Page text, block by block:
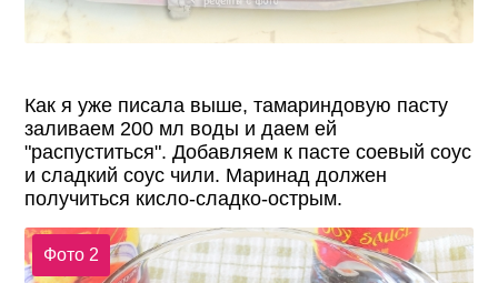
Как я уже писала выше, тамариндовую пасту
заливаем 200 мл воды и даем ей
"распуститься". Добавляем к пасте соевый соус
и сладкий соус чили. Маринад должен
получиться кисло-сладко-острым.
Фото 2